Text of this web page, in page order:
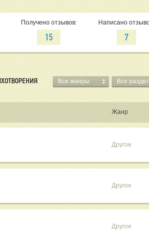
Получено отзывов:
15
Написано
7
Все жанры Все
Жанр
Другое
Другое
Другое